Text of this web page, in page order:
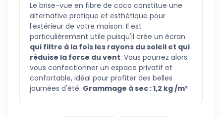
Le brise-vue en fibre de coco constitue une
alternative pratique et esthétique pour
l'extérieur de votre maison. Il est
particulièrement utile puisqu'il crée un écran
qui filtre à la fois les rayons du soleil et qui
réduise la force du vent. Vous pourrez alors
vous confectionner un espace privatif et
confortable, idéal pour profiter des belles
journées d'été. Grammage à sec : 1,2 kg /m²